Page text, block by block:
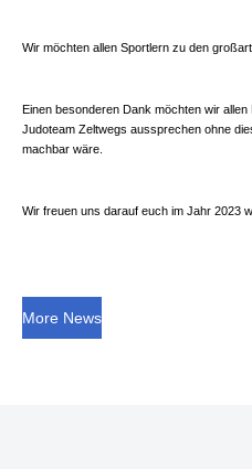
Wir möchten allen Sportlern zu den
Einen besonderen Dank möchten wir
Judoteam Zeltwegs aussprechen ohne
machbar wäre.
Wir freuen uns darauf euch im Jahr 2023
More News